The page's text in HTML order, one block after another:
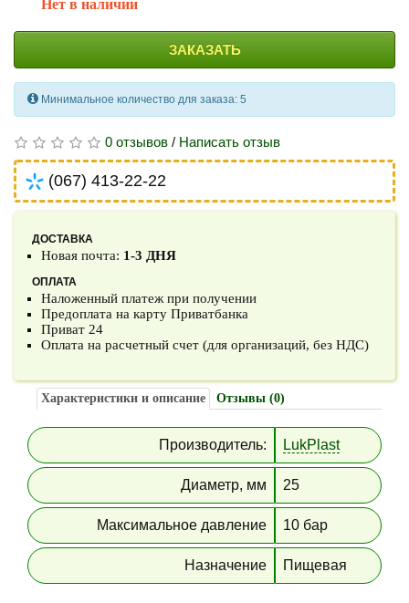
Нет в наличии
ЗАКАЗАТЬ
Минимальное количество для заказа: 5
0 отзывов / Написать отзыв
(067) 413-22-22
ДОСТАВКА
Новая почта: 1-3 ДНЯ
ОПЛАТА
Наложенный платеж при получении
Предоплата на карту Приватбанка
Приват 24
Оплата на расчетный счет (для организаций, без НДС)
Характеристики и описание Отзывы (0)
Производитель: LukPlast
Диаметр, мм 25
Максимальное давление 10 бар
Назначение Пищевая